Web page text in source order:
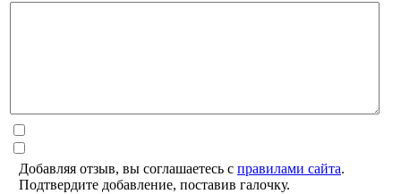
Добавляя отзыв, вы соглашаетесь с правилами сайта.
Подтвердите добавление, поставив галочку.